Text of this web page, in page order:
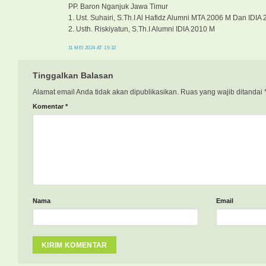
PP. Baron Nganjuk Jawa Timur
1. Ust. Suhairi, S.Th.I Al Hafidz Alumni MTA 2006 M Dan IDIA
2. Usth. Riskiyatun, S.Th.I Alumni IDIA 2010 M
11 MEI 2024 AT 15:32
Tinggalkan Balasan
Alamat email Anda tidak akan dipublikasikan. Ruas yang wajib ditandai
Komentar *
Nama Email